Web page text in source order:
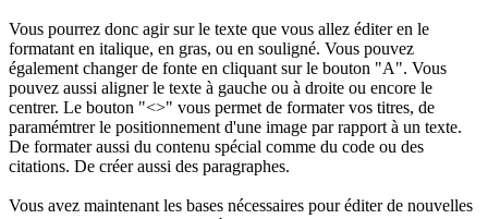
Vous pourrez donc agir sur le texte que vous allez éditer en le
formatant en italique, en gras, ou en souligné. Vous pouvez
également changer de fonte en cliquant sur le bouton "A". Vous
pouvez aussi aligner le texte à gauche ou à droite ou encore le
centrer. Le bouton "<>" vous permet de formater vos titres, de
paramémtrer le positionnement d'une image par rapport à un texte.
De formater aussi du contenu spécial comme du code ou des
citations. De créer aussi des paragraphes.
Vous avez maintenant les bases nécessaires pour éditer de nouvelles